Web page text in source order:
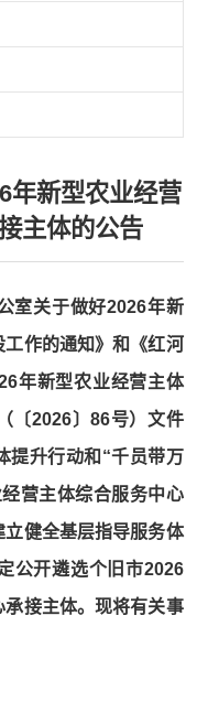
年新型农业经营
主体的公告
室关于做好2026年新
作的通知》和《红河
年新型农业经营主体
〔2026〕86号）文件
提升行动和“千员带万
营主体综合服务中心
立健全基层指导服务体
公开遴选个旧市2026
接主体。现将有关事